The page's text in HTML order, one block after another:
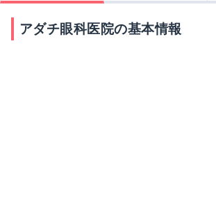
アダチ眼科医院の基本情報